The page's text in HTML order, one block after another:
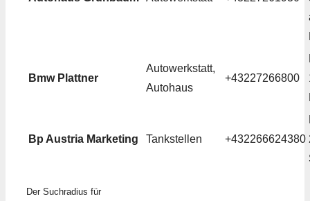
Bmw Plattner
Autowerkstatt,
Autohaus
+43227266800
Bp Austria Marketing Tankstellen +432266624380
Der Suchradius für